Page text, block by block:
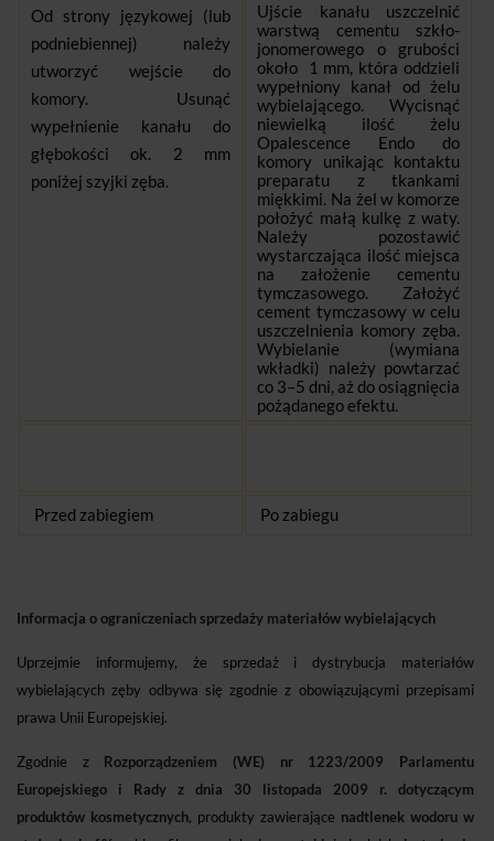
Od strony językowej (lub
podniebiennej) należy
utworzyć wejście do
komory. Usunąć
wypełnienie kanału do
głębokości ok. 2 mm
poniżej szyjki zęba.
Ujście kanału uszczelnić
warstwą cementu szkło-
jonomerowego o grubości
około 1 mm, która oddzieli
wypełniony kanał od żelu
wybielającego. Wycisnąć
niewielką ilość żelu
Opalescence Endo do
komory unikając kontaktu
preparatu z tkankami
miękkimi. Na żel w komorze
położyć małą kulkę z waty.
Należy pozostawić
wystarczająca ilość miejsca
na założenie cementu
tymczasowego. Założyć
cement tymczasowy w celu
uszczelnienia komory zęba.
Wybielanie (wymiana
wkładki) należy powtarzać
co 3–5 dni, aż do osiągnięcia
pożądanego efektu.
Przed zabiegiem Po zabiegu
Informacja o ograniczeniach sprzedaży materiałów wybielających
Uprzejmie informujemy, że sprzedaż i dystrybucja materiałów
wybielających zęby odbywa się zgodnie z obowiązującymi przepisami
prawa Unii Europejskiej.
Zgodnie z Rozporządzeniem (WE) nr 1223/2009 Parlamentu
Europejskiego i Rady z dnia 30 listopada 2009 r. dotyczącym
produktów kosmetycznych, produkty zawierające nadtlenek wodoru w